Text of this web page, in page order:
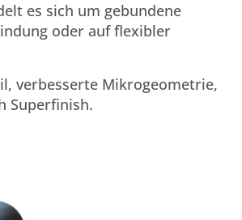
es sich um gebundene
oder auf flexibler
verbesserte Mikrogeometrie,
Superfinish.